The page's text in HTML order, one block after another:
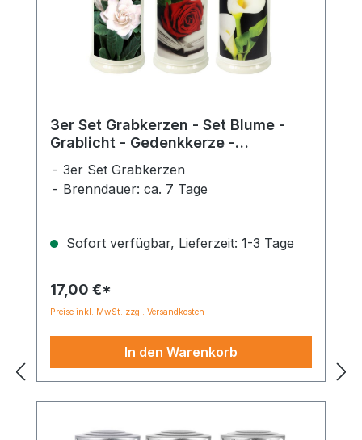
3er Set Grabkerzen - Set Blume -
Grablicht - Gedenkkerze -
3er Set Grabkerzen
Brenndauer: ca. 7 Tage
Sofort verfügbar, Lieferzeit: 1-3 Tage
17,00 €*
Preise inkl. MwSt. zzgl. Versandkosten
In den Warenkorb